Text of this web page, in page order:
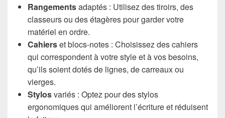
Rangementsadaptés : Utilisez des tiroirs, des
classeurs ou des étagères pour garder votre
matériel en ordre.
Cahierset blocs-notes : Choisissez des cahiers
qui correspondent à votre style et à vos besoins,
qu’ils soient dotés de lignes, de carreaux ou
vierges.
Stylosvariés : Optez pour des stylos
ergonomiques qui améliorent l’écriture et réduisent